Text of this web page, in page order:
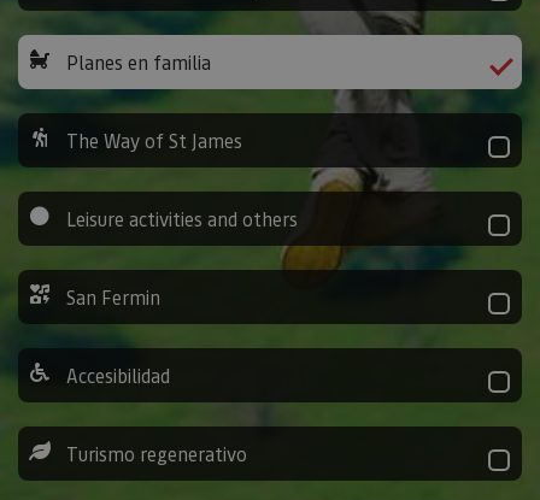
Planes en familia
The Way of St James
Leisure activities and others
San Fermin
Accesibilidad
Turismo regenerativo